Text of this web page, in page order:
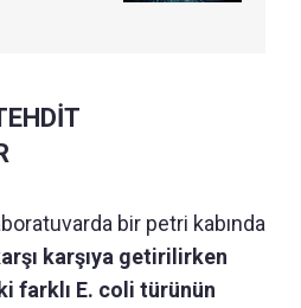
bir petri kabında
karşıya getirilirken
farklı E. coli türünün